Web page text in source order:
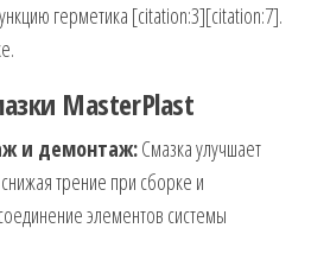
герметика [citation:3][citation:7].
MasterPlast
и демонтаж:Смазка улучшает
трение при сборке и
элементов системы